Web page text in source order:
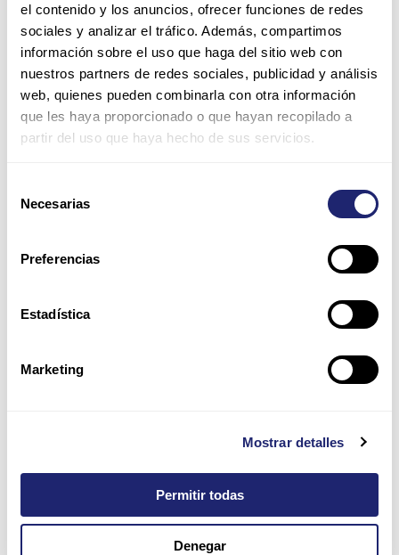
el contenido y los anuncios, ofrecer funciones de redes
sociales y analizar el tráfico. Además, compartimos
información sobre el uso que haga del sitio web con
nuestros partners de redes sociales, publicidad y análisis
web, quienes pueden combinarla con otra información
que les haya proporcionado o que hayan recopilado a
partir del uso que haya hecho de sus servicios.
Necesarias
Preferencias
Estadística
Marketing
Mostrar detalles
Permitir todas
Denegar
Guarda mi nombre, correo electrónico y web en este
navegador para la próxima vez que comente.